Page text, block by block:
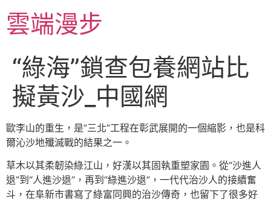
至雲端漫步
“綠海”鎖查包養網站比
擬黃沙_中國網
歐李山的重生，是“三北”工程在彰武展開的一個縮影，也是科
爾沁沙地殲滅戰的結果之一。
草木以其柔韌染綠江山，好漢以其固執重塑家園。從“沙進人
退”到“人進沙退”，再到“綠進沙退”，一代代治沙人的接續奮
斗，在阜新市書寫了綠富同興的治沙傳奇，也留下了很多好